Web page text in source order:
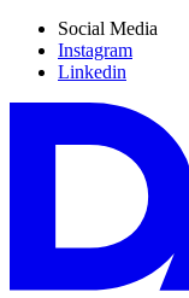
Social Media
Instagram
Linkedin